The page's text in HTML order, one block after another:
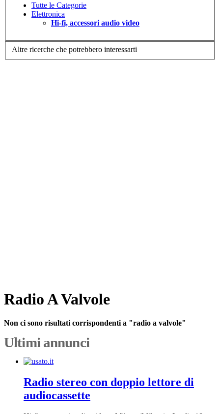
Tutte le Categorie
Elettronica
Hi-fi, accessori audio video
Altre ricerche che potrebbero interessarti
Radio A Valvole
Non ci sono risultati corrispondenti a "radio a valvole"
Ultimi annunci
Radio stereo con doppio lettore di
audiocassette